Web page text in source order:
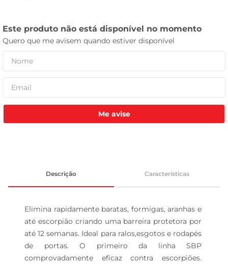
Me avise
Descrição Características
Elimina rapidamente baratas, formigas, aranhas e
até escorpião criando uma barreira protetora por
até 12 semanas. Ideal para ralos,esgotos e rodapés
de portas. O primeiro da linha SBP
comprovadamente eficaz contra escorpiões.
leite pó